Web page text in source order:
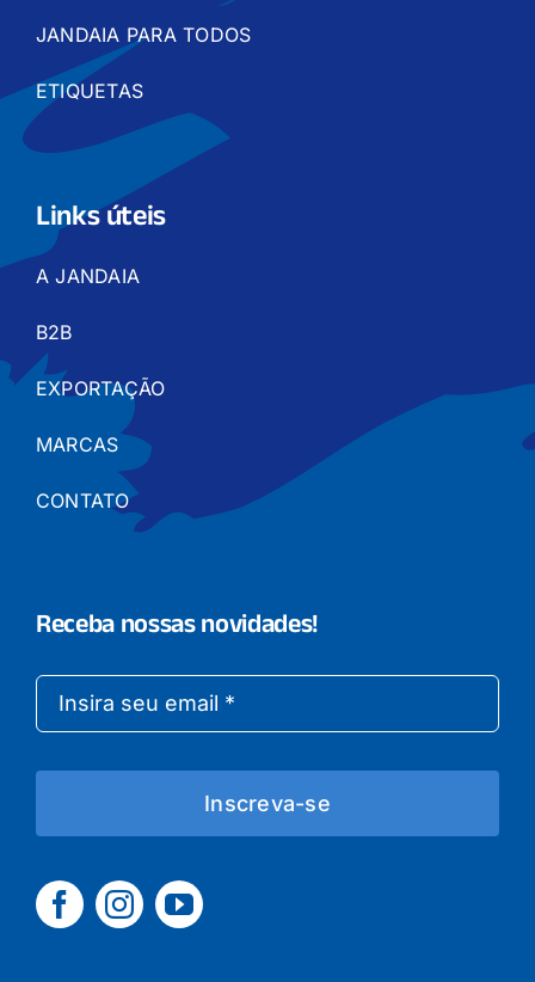
JANDAIA PARA TODOS
ETIQUETAS
Links úteis
A JANDAIA
B2B
EXPORTAÇÃO
MARCAS
CONTATO
Receba nossas novidades!
Inscreva-se